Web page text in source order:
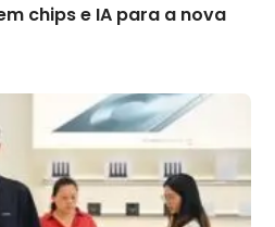
chips e IA para a nova